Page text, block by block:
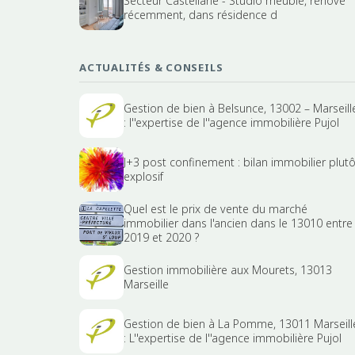
récemment, dans résidence d
ACTUALITÉS & CONSEILS
Gestion de bien à Belsunce, 13002 –
: l''expertise de l''agence immobilière Pujol
J+3 post confinement : bilan immobilier
explosif
Quel est le prix de vente du marché
immobilier dans l'ancien dans le 13010 entre
2019 et 2020 ?
Gestion immobilière aux Mourets, 13013
Marseille
Gestion de bien à La Pomme, 13011
: L''expertise de l''agence immobilière Pujol